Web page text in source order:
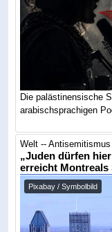
Die palästinensische
arabischsprachigen
Welt -- Antisemitismus
„Juden dürfen
erreicht Montreals
Pixabay / Symbolbild